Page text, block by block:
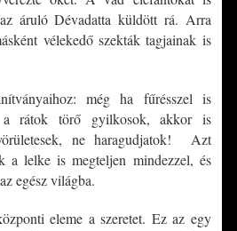
áruló Dévadatta küldött rá. Arra
vélekedő szekták tagjainak is
még ha fűrésszel is
a rátok törő gyilkosok, akkor is
ne haragudjatok! Azt
a lelke is megteljen mindezzel, és
egész világba.
eleme a szeretet. Ez az egy